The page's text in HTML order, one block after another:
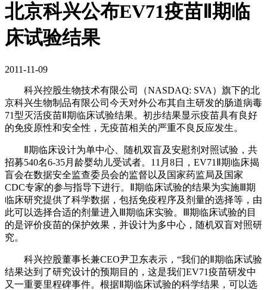
北京科兴公布EV71疫苗Ⅱ期临
床试验结果
2011-11-09
科兴控股生物技术有限公司（NASDAQ: SVA）旗下的北
京科兴生物制品有限公司今天对外公布其自主研发的肠道病毒
71型灭活疫苗Ⅱ期临床试验结果。初步结果显示疫苗具有良好
的免疫原性和安全性，无疫苗相关的严重不良反应发生。
Ⅱ期临床设计为单中心、随机双盲及安慰剂对照试验，共
招募540名6-35月龄婴幼儿受试者。11月8日，EV71Ⅱ期临床揭
盲会在数据安全监查委员会的监督以及国家药监局及国家
CDC专家的参与指导下进行。Ⅱ期临床试验的结果为实施Ⅲ期
临床研究提供了科学数据，包括免疫程序及剂量的选择等，由
此可以选择合适的剂量进入Ⅲ期临床实验。Ⅲ期临床试验的目
的是评价疫苗的保护效果，并设计为多中心，随机双盲对照研
究。
科兴控股董事长兼CEO尹卫东表示，“我们的Ⅱ期临床试验
结果达到了研究设计的预期目的，这是我们EV71疫苗研发中
又一重要里程碑事件。根据Ⅱ期临床试验的科学结果，可以选